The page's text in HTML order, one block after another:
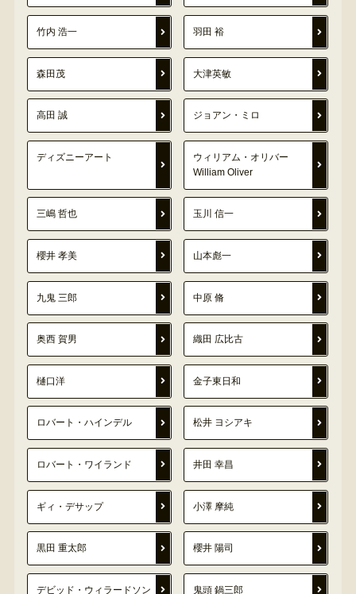
竹内 浩一 羽田 裕
森田茂 大津英敏
高田 誠 ジョアン・ミロ
ディズニーアート
ウィリアム・オリバー
William Oliver
三嶋 哲也 玉川 信一
櫻井 孝美 山本彪一
九鬼 三郎 中原 脩
奥西 賀男 織田 広比古
樋口洋 金子東日和
ロバート・ハインデル 松井 ヨシアキ
ロバート・ワイランド 井田 幸昌
ギィ・デサップ 小澤 摩純
黒田 重太郎 櫻井 陽司
デビッド・ウィラードソン 鬼頭 鍋三郎